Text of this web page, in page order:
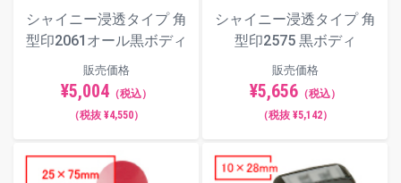
シャイニー浸透タイプ 角
型印2061オール黒ボディ
販売価格
¥5,004（税込）
（税抜 ¥4,550）
シャイニー浸透タイプ 角
型印2575 黒ボディ
販売価格
¥5,656（税込）
（税抜 ¥5,142）